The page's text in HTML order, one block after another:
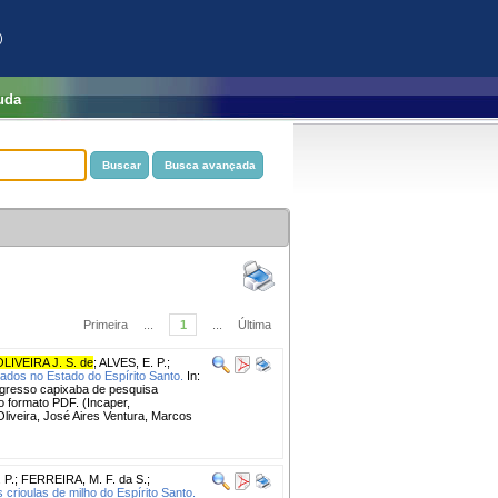
Primeira 1 Última
J. S. de; ALVES, E. P. ;
no Estado do Espírito Santo. In:
capixaba de pesquisa
formato PDF. (Incaper,
José Aires Ventura, Marcos
; FERREIRA, M. F. da S. ;
de milho do Espírito Santo.